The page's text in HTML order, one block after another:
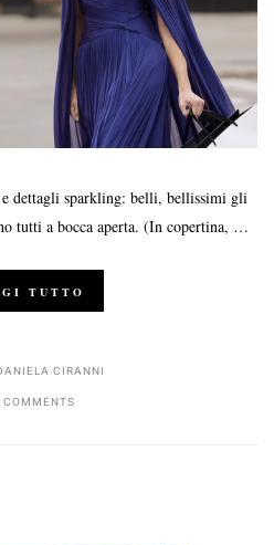
dettagli sparkling: belli, bellissimi gli
tutti a bocca aperta. (In copertina, …
TUTTO
CIRANNI
COMMENTS